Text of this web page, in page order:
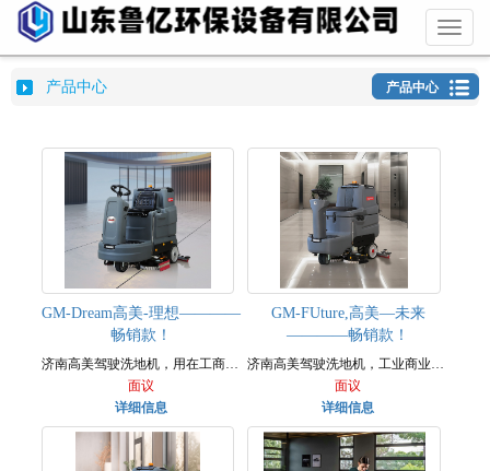
Toggle
产品中心 产品中心
GM-Dream高美-理想————
畅销款！
济南高美驾驶洗地机，用在工商车间洗地机新款上市！
面议
详细信息
GM-FUture,高美—未来
————畅销款！
济南高美驾驶洗地机，工业商业洗地机，新款上市！
面议
详细信息